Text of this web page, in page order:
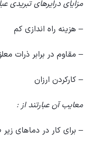
مزایای درایرهای تبریدی
– هزینه راه اندازی کم
– مقاوم در برابر ذرات
– کارکردن ارزان
معایب آن عبارتند از :
– برای کار در دماهای